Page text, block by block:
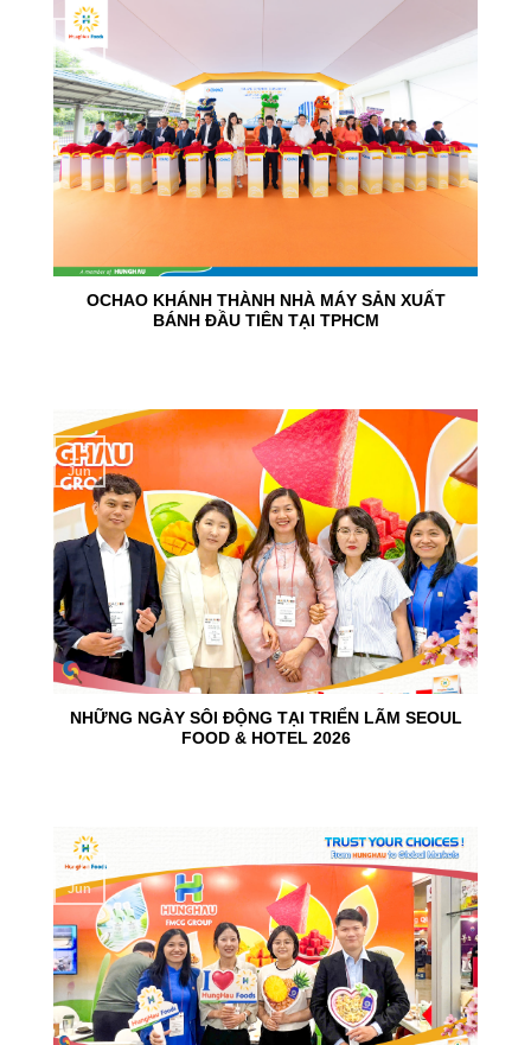
OCHAO KHÁNH THÀNH NHÀ MÁY SẢN XUẤT
BÁNH ĐẦU TIÊN TẠI TPHCM
24
Jun
NHỮNG NGÀY SÔI ĐỘNG TẠI TRIỂN LÃM SEOUL
FOOD & HOTEL 2026
15
Jun
10
Jun